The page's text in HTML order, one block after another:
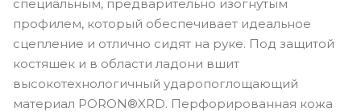
специальным, предварительно изогнутым
профилем, который обеспечивает идеальное
сцепление и отлично сидят на руке. Под защитой
костяшек и в области ладони вшит
высокотехнологичный ударопоглощающий
материал PORON®XRD. Перфорированная кожа